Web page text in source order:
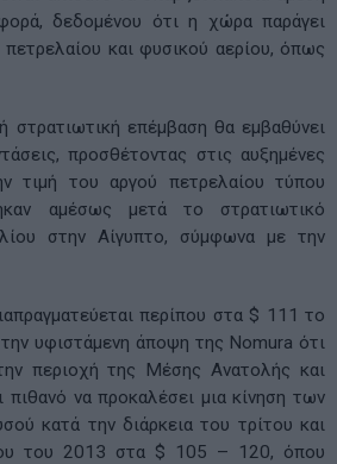
δεδομένου ότι η χώρα παράγει
και φυσικού αερίου, όπως
στρατιωτική επέμβαση θα εμβαθύνει
προσθέτοντας στις αυξημένες
τιμή του αργού πετρελαίου τύπου
αμέσως μετά το στρατιωτικό
στην Αίγυπτο, σύμφωνα με την
περίπου στα $ 111 το
την υφιστάμενη άποψη της Nomura ότι
περιοχή της Μέσης Ανατολής και
πιθανό να προκαλέσει μια κίνηση των
κατά την διάρκεια του τρίτου και
του 2013 στα $ 105 – 120, όπου